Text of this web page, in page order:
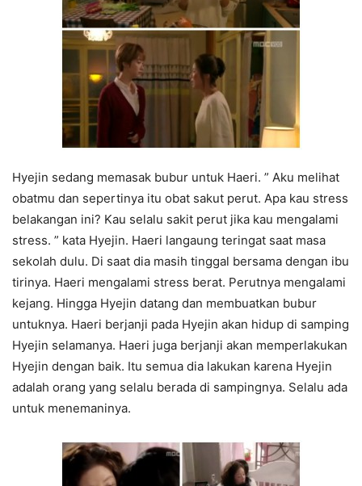
Hyejin sedang memasak bubur untuk Haeri. ” Aku melihat
obatmu dan sepertinya itu obat sakut perut. Apa kau stress
belakangan ini? Kau selalu sakit perut jika kau mengalami
stress. ” kata Hyejin. Haeri langaung teringat saat masa
sekolah dulu. Di saat dia masih tinggal bersama dengan ibu
tirinya. Haeri mengalami stress berat. Perutnya mengalami
kejang. Hingga Hyejin datang dan membuatkan bubur
untuknya. Haeri berjanji pada Hyejin akan hidup di samping
Hyejin selamanya. Haeri juga berjanji akan memperlakukan
Hyejin dengan baik. Itu semua dia lakukan karena Hyejin
adalah orang yang selalu berada di sampingnya. Selalu ada
untuk menemaninya.